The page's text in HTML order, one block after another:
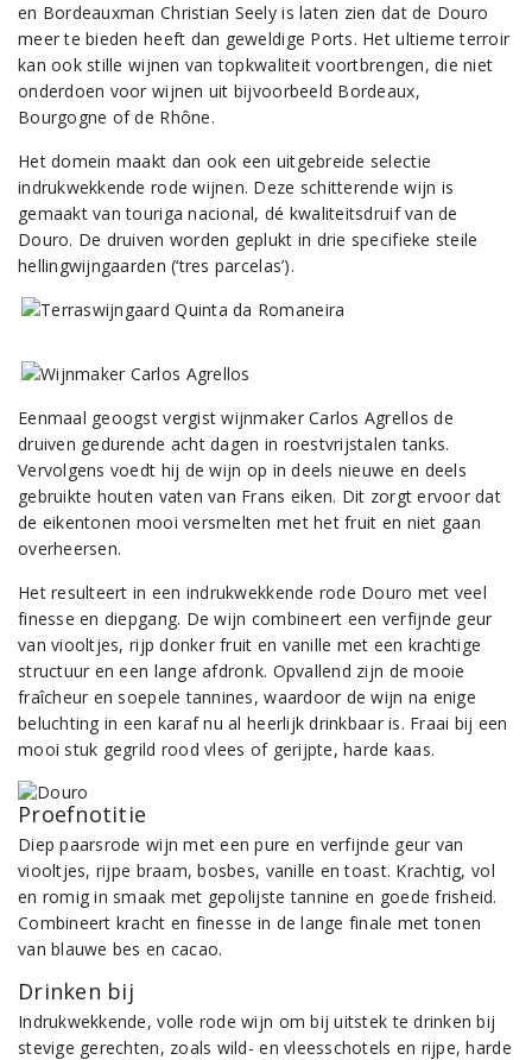
en Bordeauxman Christian Seely is laten zien dat de Douro
meer te bieden heeft dan geweldige Ports. Het ultieme terroir
kan ook stille wijnen van topkwaliteit voortbrengen, die niet
onderdoen voor wijnen uit bijvoorbeeld Bordeaux,
Bourgogne of de Rhône.
Het domein maakt dan ook een uitgebreide selectie
indrukwekkende rode wijnen. Deze schitterende wijn is
gemaakt van touriga nacional, dé kwaliteitsdruif van de
Douro. De druiven worden geplukt in drie specifieke steile
hellingwijngaarden (‘tres parcelas’).
Eenmaal geoogst vergist wijnmaker Carlos Agrellos de
druiven gedurende acht dagen in roestvrijstalen tanks.
Vervolgens voedt hij de wijn op in deels nieuwe en deels
gebruikte houten vaten van Frans eiken. Dit zorgt ervoor dat
de eikentonen mooi versmelten met het fruit en niet gaan
overheersen.
Het resulteert in een indrukwekkende rode Douro met veel
finesse en diepgang. De wijn combineert een verfijnde geur
van viooltjes, rijp donker fruit en vanille met een krachtige
structuur en een lange afdronk. Opvallend zijn de mooie
fraîcheur en soepele tannines, waardoor de wijn na enige
beluchting in een karaf nu al heerlijk drinkbaar is. Fraai bij een
mooi stuk gegrild rood vlees of gerijpte, harde kaas.
Proefnotitie
Diep paarsrode wijn met een pure en verfijnde geur van
viooltjes, rijpe braam, bosbes, vanille en toast. Krachtig, vol
en romig in smaak met gepolijste tannine en goede frisheid.
Combineert kracht en finesse in de lange finale met tonen
van blauwe bes en cacao.
Drinken bij
Indrukwekkende, volle rode wijn om bij uitstek te drinken bij
stevige gerechten, zoals wild- en vleesschotels en rijpe, harde